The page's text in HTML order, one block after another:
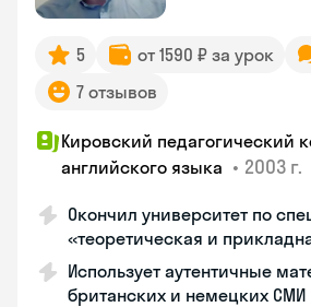
5 от 1590 ₽ за урок
7 отзывов
Кировский педагогический
английского языка • 2003 г.
Окончил университет по
«теоретическая и
Использует аутентичные
британских и немецких СМИ